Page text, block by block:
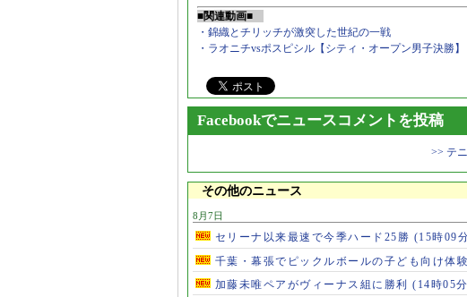
■関連動画■
・錦織とチリッチが激突した世紀の一戦
・ラオニチvsポスピシル【シティ・オープン男子決勝】
Facebookでニュースコメントを投稿
>> テ
その他のニュース
8月7日
セリーナ以来最速で今季ハード25勝 (15時09
千葉・幕張でピックルボールの子ども向け体
加藤未唯ペアがヴィーナス組に勝利 (14時05